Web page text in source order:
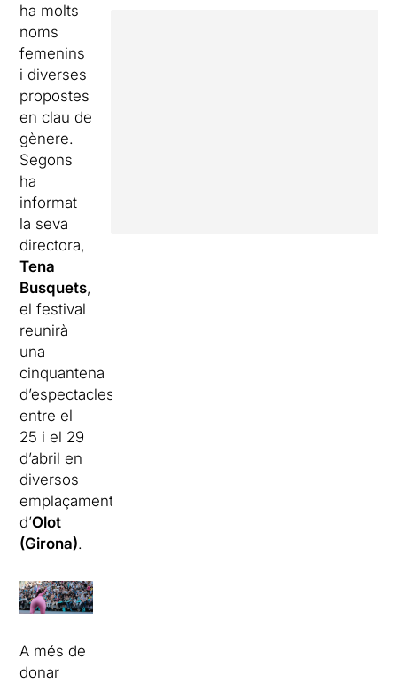
ha molts
noms
femenins
i diverses
propostes
en clau de
gènere.
Segons
ha
informat
la seva
directora,
Tena
Busquets,
el festival
reunirà
una
cinquantena
d’espectacles
entre el
25 i el 29
d’abril en
diversos
emplaçaments
d’Olot
(Girona).
A més de
donar